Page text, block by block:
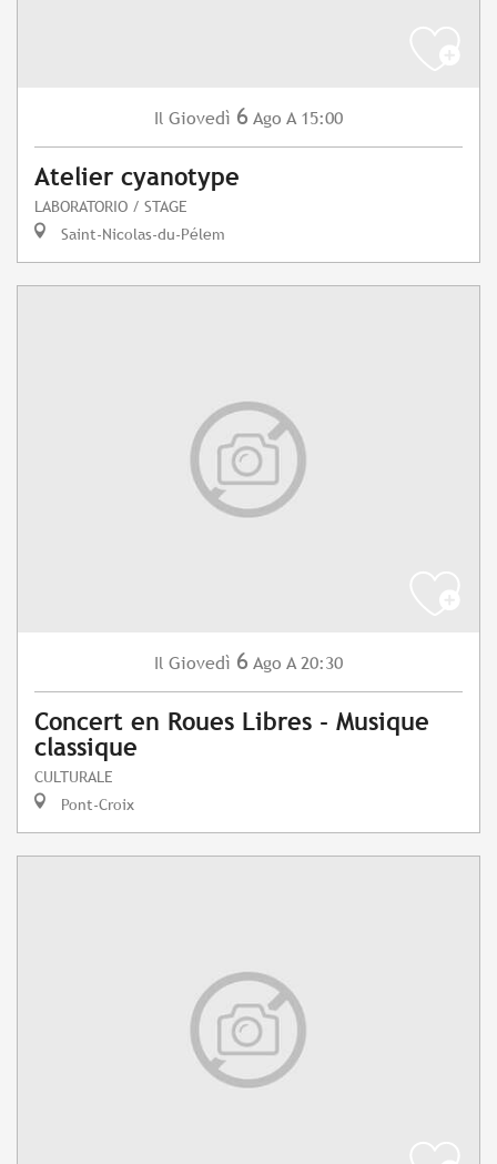
Il Giovedì 6 Ago A 15:00
Atelier cyanotype
LABORATORIO / STAGE
Saint-Nicolas-du-Pélem
Il Giovedì 6 Ago A 20:30
Concert en Roues Libres - Musique
classique
CULTURALE
Pont-Croix